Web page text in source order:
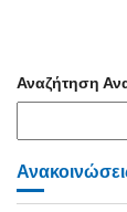
Αναζήτηση